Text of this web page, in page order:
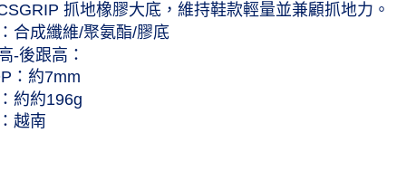
抓地橡膠大底，維持鞋款輕量並兼顧抓地力。
合成纖維/聚氨酯/膠底
-後跟高：
：約7mm
約約196g
越南